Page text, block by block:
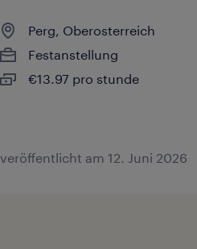
Perg, Oberosterreich
Festanstellung
€13.97 pro stunde
veröffentlicht am 12. Juni 2026